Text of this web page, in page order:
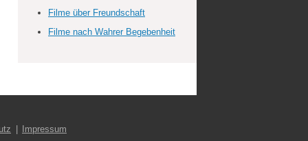
Filme über Freundschaft
Filme nach Wahrer Begebenheit
Impressum